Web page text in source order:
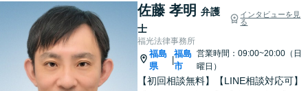
佐藤 孝明 弁護
士
インタビューを見
る
福光法律事務所
福島
県
|
福島
市
営業時間：09:00~20:00（日
曜日）
【初回相談無料】【LINE相談対応可】